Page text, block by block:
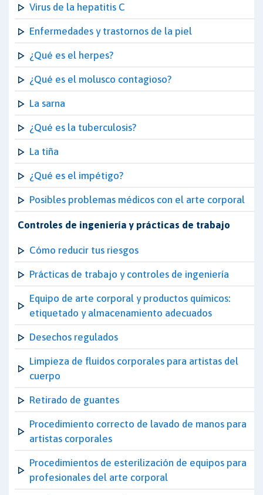
Virus de la hepatitis C
Enfermedades y trastornos de la piel
¿Qué es el herpes?
¿Qué es el molusco contagioso?
La sarna
¿Qué es la tuberculosis?
La tiña
¿Qué es el impétigo?
Posibles problemas médicos con el arte corporal
Controles de ingeniería y prácticas de trabajo
Cómo reducir tus riesgos
Prácticas de trabajo y controles de ingeniería
Equipo de arte corporal y productos químicos:
etiquetado y almacenamiento adecuados
Desechos regulados
Limpieza de fluidos corporales para artistas del
cuerpo
Retirado de guantes
Procedimiento correcto de lavado de manos para
artistas corporales
Procedimientos de esterilización de equipos para
profesionales del arte corporal